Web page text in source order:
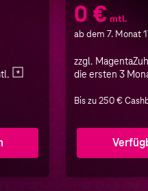
0 € mtl.
ab dem 7. Monat
zzgl.
die ersten 3
Bis zu 250 €